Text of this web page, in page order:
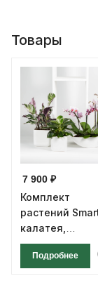
Товары
7 900 ₽
Комплект
растений
калатея,
филодендрон и
фаленопсиса
Подробнее